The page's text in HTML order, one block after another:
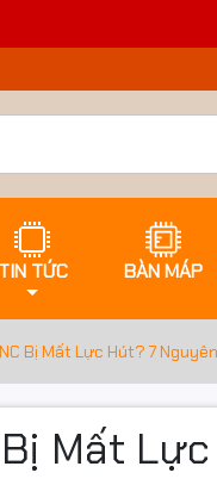
TIN TỨC BÀN MÁP
Bị Mất Lực Hút? 7
Mất